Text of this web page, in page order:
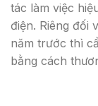
tác làm việc
điện. Riêng đối
năm trước thì
bằng cách